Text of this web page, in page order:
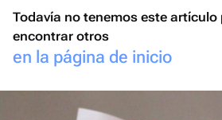
Todavía no tenemos este artículo
encontrar otros
en la página de inicio